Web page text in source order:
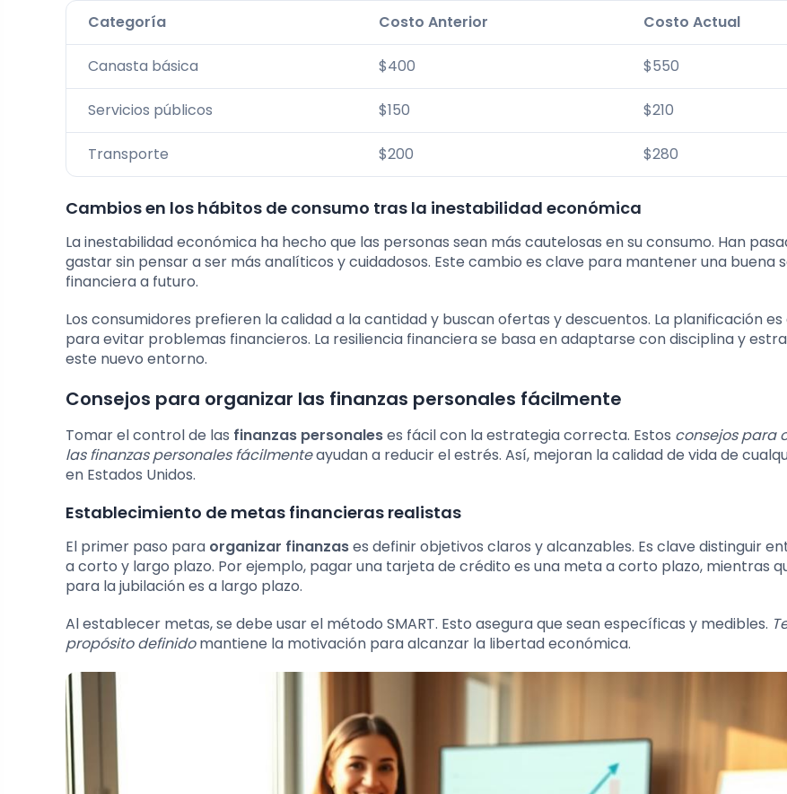
Categoría Costo Anterior Costo Actual
Canasta básica $400 $550
Servicios públicos $150 $210
Transporte $200 $280
Cambios en los hábitos de consumo tras la inestabilidad económica
La inestabilidad económica ha hecho que las personas sean más cautelosas en su consumo. Han
gastar sin pensar a ser más analíticos y cuidadosos. Este cambio es clave para mantener una buena
financiera a futuro.
Los consumidores prefieren la calidad a la cantidad y buscan ofertas y descuentos. La planificación es
para evitar problemas financieros. La resiliencia financiera se basa en adaptarse con disciplina y
este nuevo entorno.
Consejos para organizar las finanzas personales fácilmente
Tomar el control de las finanzas personaleses fácil con la estrategia correcta. Estos consejos para
las finanzas personales fácilmenteayudan a reducir el estrés. Así, mejoran la calidad de vida de
en Estados Unidos.
Establecimiento de metas financieras realistas
El primer paso para organizar finanzases definir objetivos claros y alcanzables. Es clave distinguir
a corto y largo plazo. Por ejemplo, pagar una tarjeta de crédito es una meta a corto plazo, mientras
para la jubilación es a largo plazo.
Al establecer metas, se debe usar el método SMART. Esto asegura que sean específicas y medibles.
propósito definidomantiene la motivación para alcanzar la libertad económica.